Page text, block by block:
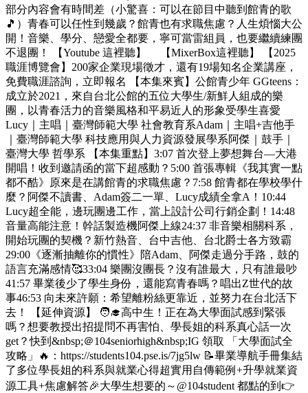
部分內容會有時間差（小驚喜：可以在節目中聽到館青的歌
🎵）青春可以任性到幾歲？館青也有求職焦慮？人生煩惱大公
開！音樂、學分、戀愛全都要，寧可當雷組員，也要繼續練團
不退團！ 【Youtube 這裡聽】 【MixerBox這裡聽】 【2025
職涯博覽會】200家企業現場徵才，還有19場知名企業講座，
免費職涯諮詢，立即報名 【本集來賓】公館青少年 GGteens：
成立於2021，來自台北公館的五位大學生/新鮮人組成的樂
團，以青春活力的音樂風格和平易近人的形象受學生喜愛
Lucy｜主唱｜臺灣師範大學 社會教育系Adam｜主唱+吉他手
｜臺灣師範大學 科技應用與人力資源發展學系阿傑｜鼓手｜
臺灣大學 哲學系 【本集重點】3:07 首次登上夢想舞台—大港
開唱！收到邀請函的當下超感動？5:00 首張專輯《我其實一點
都不酷》原來是在講館青的求職焦慮？7:58 館青都在學校學什
麼？阿傑不讀書、Adam簽二一單、Lucy成績全拿A！10:44
Lucy超全能，邊玩團邊工作，當上設計公司行銷企劃！14:48
音量高能注意！幹話製造機阿傑上線24:37 非音樂相關科系，
開始玩團的契機？新竹熱音、台中吉他、台北爵士各方致霸
29:00《逐漸抽離你的慣性》陪Adam、阿傑走過分手路，鼓的
語言充滿感情🥰33:04 樂團沒團長？沒有誰最大，只有誰最吵
41:57 畢業後少了學生身份，還能寫青春嗎？唱出Z世代的故
事46:53 向未來許願：希望離粉絲更靠近，並努力在台北活下
去！ 【延伸資源】 🧑‍🎓高中生！正在為大學面試感到緊張
嗎？想要教授出招提問不再害怕、學長姐的科系真心話一次
get？快到&nbsp;＠104seniorhigh&nbsp;IG 領取 「大學面試全
攻略」🔥：https://students104.pse.is/7jg5lw 📝畢業導航手冊集結
了多位學長姐的科系與就業心得超實用自傳範例+升學就業資
源工具+焦慮解答🎉大學生想要的～@104student 都點的到👉